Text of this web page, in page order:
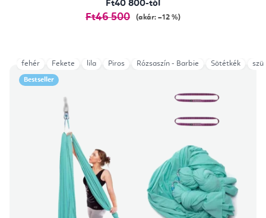
Ft40 800-tól
Ft46 500 (akár: –12 %)
Bestseller
fehér Fekete lila Piros Rózsaszín - Barbie Sötétkék